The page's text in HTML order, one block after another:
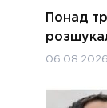
Понад
06.08.2026